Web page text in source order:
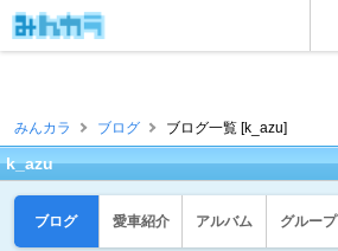
みんカラ ブログ ブログ一覧 [k_azu]
k_azu
ブログ 愛車紹介 アルバム グループ